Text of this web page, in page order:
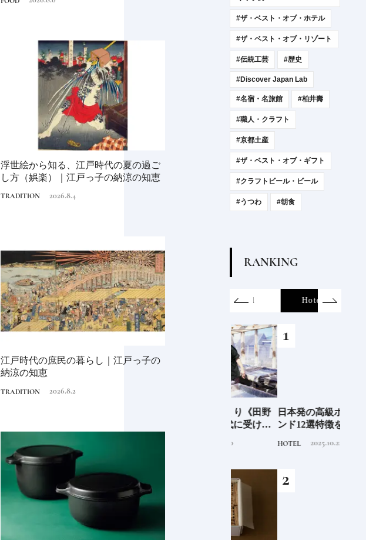
浮世絵から知る、江戸時代の夏の過ご
し方（娯楽）｜江戸っ子の納涼の知恵
TRADITION 2026.8.4
江戸時代の庶民の暮らし｜江戸っ子の
納涼の知恵
TRADITION 2026.8.2
#ザ・ベスト・オブ・ホテル
#ザ・ベスト・オブ・リゾート
#伝統工芸 #歴史
#Discover Japan Lab
#名宿・名旅館 #柏井壽
#職人・クラフト
#京都土産
#ザ・ベスト・オブ・ギフト
#クラフトビール・ビール
#うつわ #朝食
RANKING
Tradition SDGs
INFORMATION
日本発の高級ホテルブラ
ンド12選特徴を知って、
喫｜ホテルブランド大解
HOTEL 2025.10.22